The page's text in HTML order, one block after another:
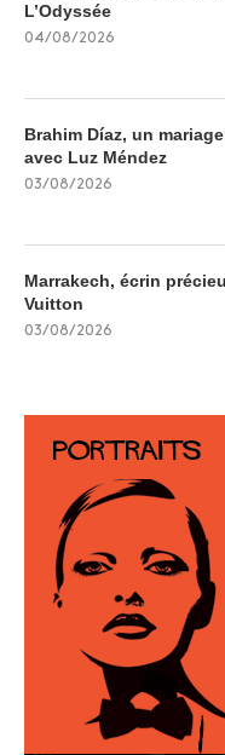
L’Odyssée
04/08/2026
Brahim Díaz, un
avec Luz Méndez
03/08/2026
Marrakech, écrin
Vuitton
03/08/2026